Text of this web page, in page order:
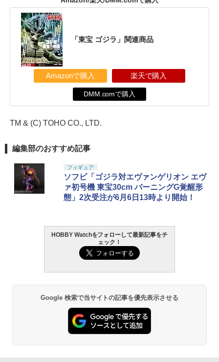
「東宝 ゴジラ」関連商品
Amazonで購入 楽天で購入
DMM.comで購入
TM & (C) TOHO CO., LTD.
編集部のおすすめ記事
フィギュア
ソフビ「ゴジラ対エヴァンゲリオン エヴ
ァ初号機 東宝30cm バーニングG覚醒形
態」2次受注が6月6日13時より開始！
HOBBY Watchをフォローして最新記事をチ
ェック！
Google 検索で当サイトの記事を優先表示させる